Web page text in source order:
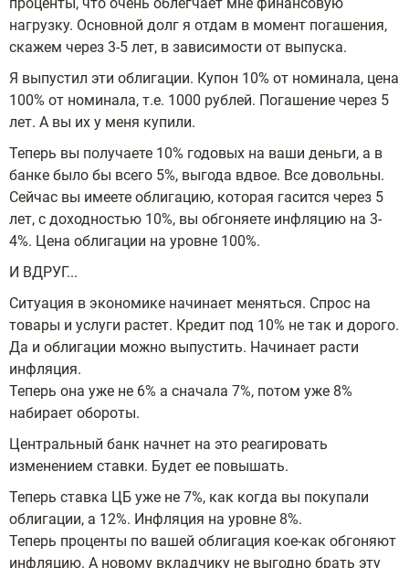
нагрузку. Основной долг я отдам в момент погашения,
скажем через 3-5 лет, в зависимости от выпуска.
Я выпустил эти облигации. Купон 10% от номинала, цена
100% от номинала, т.е. 1000 рублей. Погашение через 5
лет. А вы их у меня купили.
Теперь вы получаете 10% годовых на ваши деньги, а в
банке было бы всего 5%, выгода вдвое. Все довольны.
Сейчас вы имеете облигацию, которая гасится через 5
лет, с доходностью 10%, вы обгоняете инфляцию на 3-
4%. Цена облигации на уровне 100%.
И ВДРУГ...
Ситуация в экономике начинает меняться. Спрос на
товары и услуги растет. Кредит под 10% не так и дорого.
Да и облигации можно выпустить. Начинает расти
инфляция.
Теперь она уже не 6% а сначала 7%, потом уже 8%
набирает обороты.
Центральный банк начнет на это реагировать
изменением ставки. Будет ее повышать.
Теперь ставка ЦБ уже не 7%, как когда вы покупали
облигации, а 12%. Инфляция на уровне 8%.
Теперь проценты по вашей облигация кое-как обгоняют
инфляцию. А новому вкладчику не выгодно брать эту